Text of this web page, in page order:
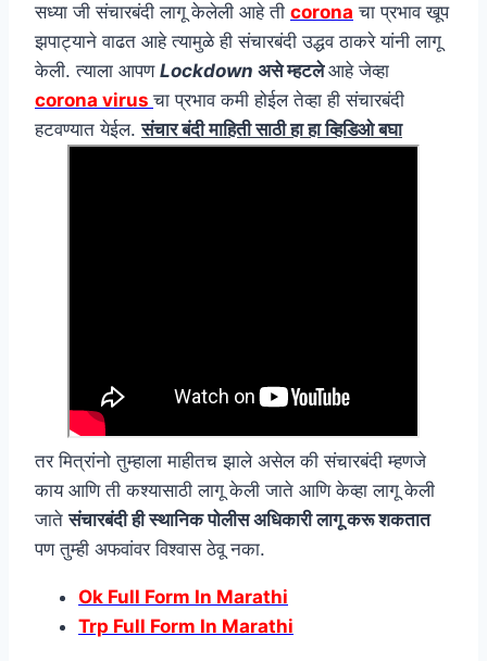
सध्या जी संचारबंदी लागू केलेली आहे ती corona चा प्रभाव खूप
झपाट्याने वाढत आहे त्यामुळे ही संचारबंदी उद्धव ठाकरे यांनी लागू
केली. त्याला आपण Lockdown असे म्हटलेआहे जेव्हा
corona virusचा प्रभाव कमी होईल तेव्हा ही संचारबंदी
हटवण्यात येईल.संचार बंदी माहिती साठी हा हा व्हिडिओ बघा
तर मित्रांनो तुम्हाला माहीतच झाले असेल की संचारबंदी म्हणजे
काय आणि ती कश्यासाठी लागू केली जाते आणि केव्हा लागू केली
जातेसंचारबंदी ही स्थानिक पोलीस अधिकारी लागू करू शकतात
पण तुम्ही अफवांवर विश्वास ठेवू नका.
Ok Full Form In Marathi
Trp Full Form In Marathi